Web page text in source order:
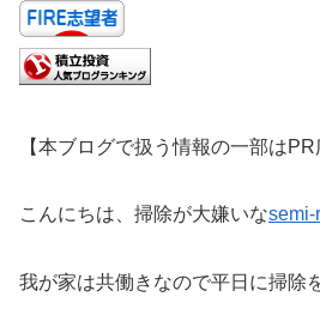
【本ブログで扱う情報の一部はPR
こんにちは、掃除が大嫌いなsemi-
我が家は共働きなので平日に掃除